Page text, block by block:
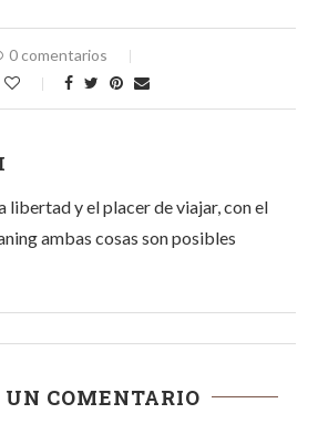
0 comentarios
libertad y el placer de viajar, con el
ambas cosas son posibles
COMENTARIO